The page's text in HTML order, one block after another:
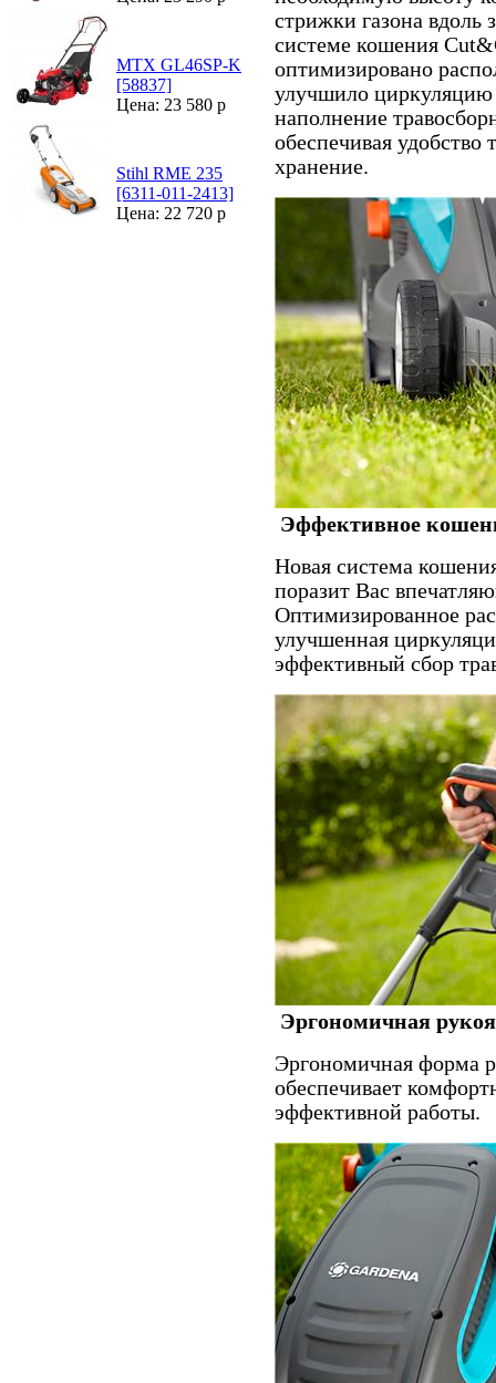
MTX GL46SP-K
[58837]
Цена: 23 580 р
Stihl RME 235
[6311-011-2413]
Цена: 22 720 р
стрижки газона вдоль
системе кошения
оптимизировано
улучшило циркуляцию
наполнение
обеспечивая
хранение.
Эффективное
Новая система
поразит Вас
Оптимизированное
улучшенная
эффективный сбор
Эргономичная
Эргономичная форма
обеспечивает
эффективной работы.